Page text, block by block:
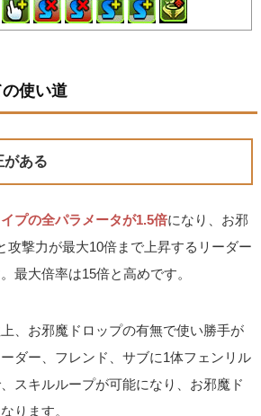
使い道
がある
プの全パラメータが1.5倍になり、お邪
攻撃力が最大10倍まで上昇するリーダー
最大倍率は15倍と高めです。
、お邪魔ドロップの有無で使い勝手が
ダー、フレンド、サブに1体フェンリル
スキルループが可能になり、お邪魔ド
ります。